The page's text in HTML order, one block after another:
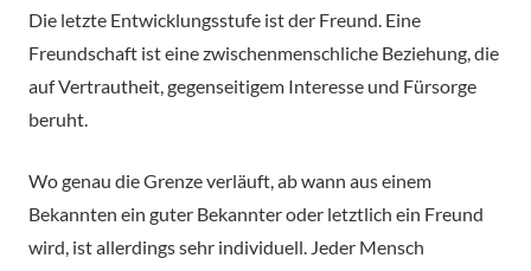
Die letzte Entwicklungsstufe ist der Freund. Eine
Freundschaft ist eine zwischenmenschliche Beziehung, die
auf Vertrautheit, gegenseitigem Interesse und Fürsorge
beruht.
Wo genau die Grenze verläuft, ab wann aus einem
Bekannten ein guter Bekannter oder letztlich ein Freund
wird, ist allerdings sehr individuell. Jeder Mensch